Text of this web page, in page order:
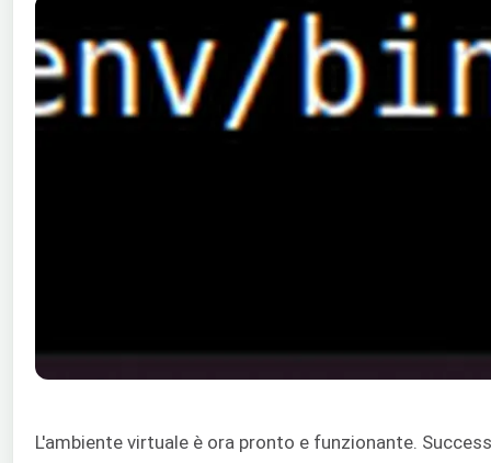
L'ambiente virtuale è ora pronto e funzionante.